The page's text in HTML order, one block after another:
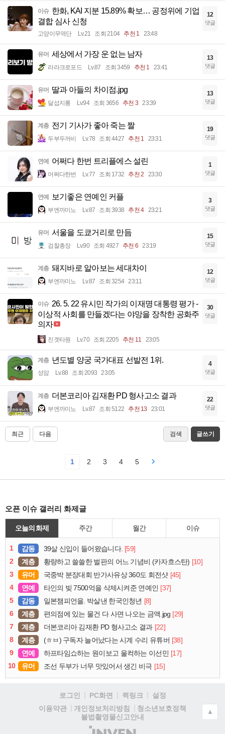
이슈 한화, KAI 지분 15.89% 확보… 공정위에 기업
결합 심사 신청
고양이무역단 Lv.21 조회 2104 추천 1 23:48
12
댓글
유머 세상에서 가장 운 없는 남자
라라크로포드 Lv.87 조회 3459 추천 1 23:41
13
댓글
유머 딸과 아들의 차이점.jpg
달섭지롱 Lv.94 조회 3656 추천 3 23:39
13
댓글
계층 전기 기사가 좋아 죽는 짤
두부두꺼비 Lv.78 조회 4427 추천 1 23:31
19
댓글
연예 어쩌다 한번 트리플에스 설린
어쩌다한번 Lv.77 조회 1732 추천 2 23:30
1
댓글
연예 보기좋은 연예인 커플
부엔까미노 Lv.87 조회 3938 추천 4 23:21
3
댓글
유머 서울을 도쿄거리로 만듬
검찰총장 Lv.90 조회 4927 추천 6 23:19
15
댓글
계층 돼지바로 알아보는 세대차이
부엔까미노 Lv.87 조회 3254 23:11
12
댓글
이슈 26. 5. 22 유시민 작가의 이재명 대통령 평가 -
이상적 사회를 만들겠다는 야망을 장착한 공화주
의자
진겟타원 Lv.70 조회 2205 추천 11 23:05
30
댓글
계층 년도별 양궁 국가대표 선발전 1위.
성암 Lv.88 조회 2093 23:05
4
댓글
계층 더본코리아 김재환 PD 형사고소 결과
부엔까미노 Lv.87 조회 5122 추천 13 23:01
22
댓글
최근 다음 검색 글쓰기
1 2 3 4 5
오픈 이슈 갤러리 화제글
오늘의 화제 주간 월간 이슈
1 감동 39살 신입이 들어왔습니다. [59]
2
계층 황량하고 쓸쓸한 벌판의 어느 기념비 (카자흐스탄) [10]
3
유머 국중박 분장대회 반가사유상 360도 회전샷 [45]
4
연예 타인의 빚 7500억을 삭제시켜준 연예인 [37]
5
감동 일본챔피언을. 박살낸 한국인청년 [8]
6
계층 편의점에 있는 물건 다 사면 나오는 금액.jpg [29]
7
계층 더본코리아 김재환 PD 형사고소 결과 [22]
8
계층 (ㅎㅂ) 구독자 늘어났다는 시계 수리 유튜버 [38]
9
연예 하프타임쇼하는 원이보고 울컥하는 이선민 [17]
10
유머 조선 두부가 너무 맛있어서 생긴 비극 [15]
로그인 PC화면 퀵링크
설정
이용약관
개인정보처리방침
청소년보호정책
불법촬영물신고안내
(주)
▲